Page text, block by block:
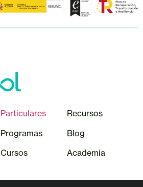
Particulares
Programas
Cursos
Recursos
Blog
Academia